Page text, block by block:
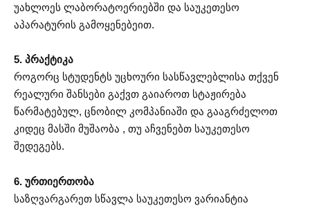
უახლოეს ლაბორატოერიებში და საუკეთესო
აპარატურის გამოყენებეით.
5. პრაქტიკა
როგორც სტუდენტს უცხოური სასწავლებლისა თქვენ
რეალური შანსები გაქვთ გაიაროთ სტაჟირება
წარმატებულ, ცნობილ კომპანიაში და გააგრძელოთ
კიდეც მასში მუშაობა , თუ აჩვენებთ საუკეთესო
შედეგებს.
6. ურთიერთობა
საზღვარგარეთ სწავლა საუკეთესო ვარიანტია